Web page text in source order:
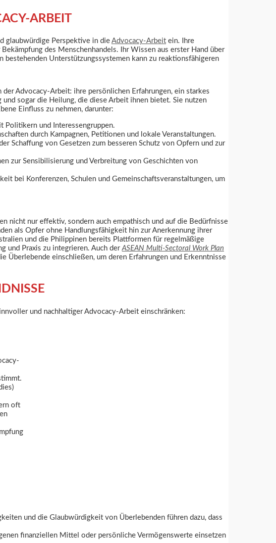
ARBEIT
glaubwürdige Perspektive in die Advocacy-Arbeit ein. Ihre
des Menschenhandels. Ihr Wissen aus erster Hand über
Unterstützungssystemen kann zu reaktionsfähigeren
Advocacy-Arbeit: ihre persönlichen Erfahrungen, ein starkes
sogar die Heilung, die diese Arbeit ihnen bietet. Sie nutzen
Einfluss zu nehmen, darunter:
Politikern und Interessengruppen.
durch Kampagnen, Petitionen und lokale Veranstaltungen.
Schaffung von Gesetzen zum besseren Schutz von Opfern und zur
zur Sensibilisierung und Verbreitung von Geschichten von
bei Konferenzen, Schulen und Gemeinschaftsveranstaltungen, um
nicht nur effektiv, sondern auch empathisch und auf die Bedürfnisse
als Opfer ohne Handlungsfähigkeit hin zur Anerkennung ihrer
und die Philippinen bereits Plattformen für regelmäßige
und Praxis zu integrieren. Auch derASEAN Multi-Sectoral Work Plan
Überlebende einschließen, um deren Erfahrungen und Erkenntnisse
und nachhaltiger Advocacy-Arbeit einschränken:
oft
und die Glaubwürdigkeit von Überlebenden führen dazu, dass
finanziellen Mittel oder persönliche Vermögenswerte einsetzen